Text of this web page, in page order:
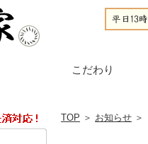
こだわり
TOP ＞ お知らせ ＞